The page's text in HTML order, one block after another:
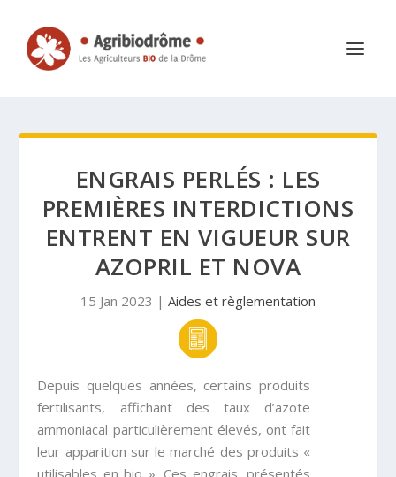
ENGRAIS PERLÉS : LES
PREMIÈRES INTERDICTIONS
ENTRENT EN VIGUEUR SUR
AZOPRIL ET NOVA
15 Jan 2023 | Aides et règlementation
Depuis quelques années, certains produits
fertilisants, affichant des taux d’azote
ammoniacal particulièrement élevés, ont fait
leur apparition sur le marché des produits «